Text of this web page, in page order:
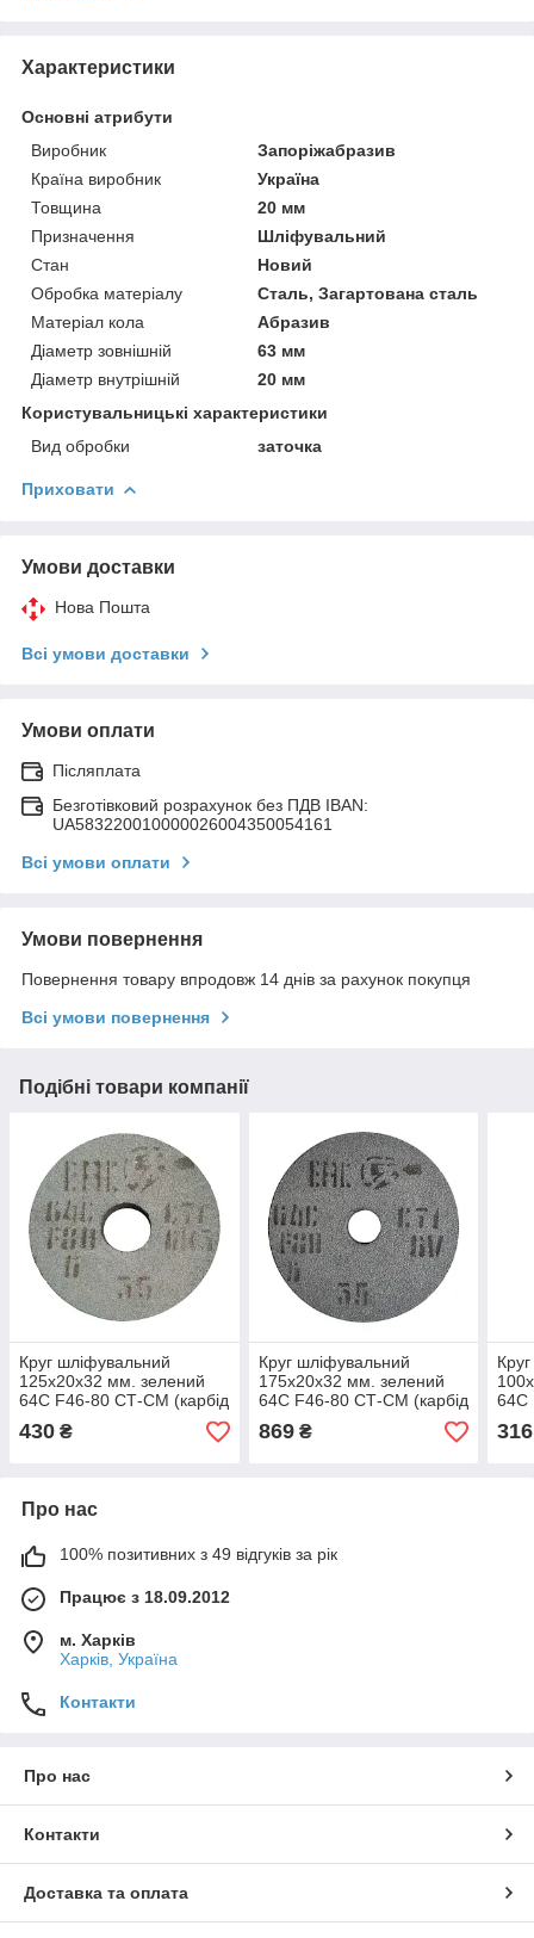
Характеристики
Основні атрибути
Виробник
Запоріжабразив
Країна виробник
Україна
Товщина
20 мм
Призначення
Шліфувальний
Стан
Новий
Обробка матеріалу
Сталь, Загартована сталь
Матеріал кола
Абразив
Діаметр зовнішній
63 мм
Діаметр внутрішній
20 мм
Користувальницькі характеристики
Вид обробки
заточка
Приховати
Умови доставки
Нова Пошта
Всі умови доставки
Умови оплати
Післяплата
Безготівковий розрахунок без ПДВ IBAN:
UA583220010000026004350054161
Всі умови оплати
Умови повернення
Повернення товару впродовж 14 днів за рахунок покупця
Всі умови повернення
Подібні товари компанії
Круг шліфувальний
125х20х32 мм. зелений
64С F46-80 СТ-СМ (карбід
кремнію)
430 ₴
Круг шліфувальний
175х20х32 мм. зелений
64С F46-80 СТ-СМ (карбід
кремнію)
869₴
64С
316
Про нас
100% позитивних з 49 відгуків за рік
Працює з 18.09.2012
м. Харків
Харків, Україна
Контакти
Про нас
Контакти
Доставка та оплата